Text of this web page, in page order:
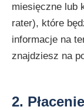
miesięczne lub
rater), które
informacje na
znajdziesz na
2.